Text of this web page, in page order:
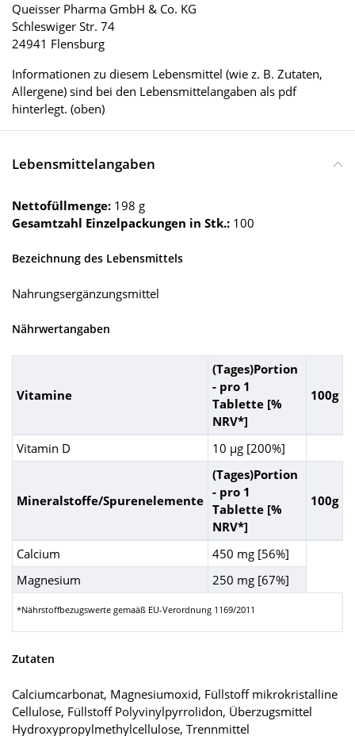
Queisser Pharma GmbH & Co. KG
Schleswiger Str. 74
24941 Flensburg
Informationen zu diesem Lebensmittel (wie z. B. Zutaten,
Allergene) sind bei den Lebensmittelangaben als pdf
hinterlegt. (oben)
Lebensmittelangaben
Nettofüllmenge: 198 g
Gesamtzahl Einzelpackungen in Stk.: 100
Bezeichnung des Lebensmittels
Nahrungsergänzungsmittel
Nährwertangaben
Vitamine
(Tages)Portion
- pro 1
Tablette [%
NRV*]
100g
Vitamin D 10 µg [200%]
Mineralstoffe/Spurenelemente
(Tages)Portion
- pro 1
Tablette [%
NRV*]
100g
Calcium
450 mg [56%]
Magnesium
250 mg [67%]
*Nährstoffbezugswerte gemaäß EU-Verordnung 1169/2011
Zutaten
Calciumcarbonat, Magnesiumoxid, Füllstoff mikrokristalline
Cellulose, Füllstoff Polyvinylpyrrolidon, Überzugsmittel
Hydroxypropylmethylcellulose, Trennmittel